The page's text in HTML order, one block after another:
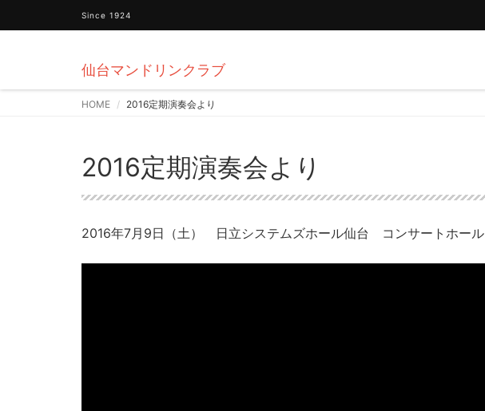
Since 1924
仙台マンドリンクラブ
HOME 2016定期演奏会より
2016定期演奏会より
2016年7月9日（土） 日立システムズホール仙台 コンサートホール